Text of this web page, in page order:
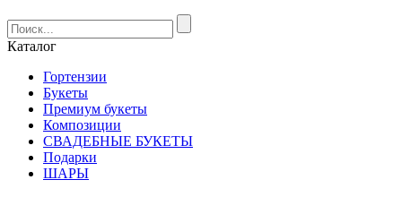
Каталог
Гортензии
Букеты
Премиум букеты
Композиции
СВАДЕБНЫЕ БУКЕТЫ
Подарки
ШАРЫ